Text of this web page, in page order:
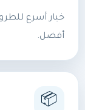
خيار أسرع
أفضل.
📦